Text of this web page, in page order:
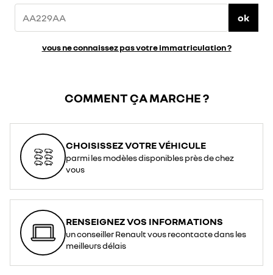
ok
vous ne connaissez pas votre immatriculation ?
COMMENT ÇA MARCHE ?
CHOISISSEZ VOTRE VÉHICULE
parmi les modèles disponibles près de chez
vous
RENSEIGNEZ VOS INFORMATIONS
un conseiller Renault vous recontacte dans les
meilleurs délais